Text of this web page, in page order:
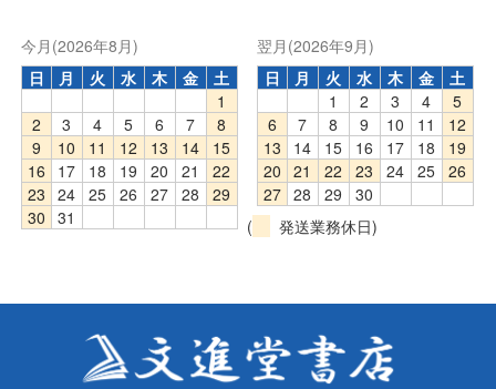
今月(2026年8月)
日
月 火 水 木 金
土
1
2
3 4 5 6 7
8
9
10 11 12 13 14
15
16
17 18 19 20 21
22
23
24 25 26 27 28
29
30
31
翌月(2026年9月)
日
月 火 水 木 金
土
1
2 3 4
5
6
7 8 9 10 11
12
13
14 15 16 17 18
19
20
21 22 23 24 25
26
27 28 29
30
(
発送業務休日)